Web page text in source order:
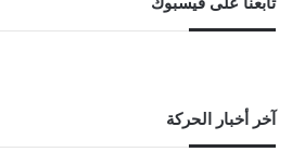
آخر أخبار الحركة